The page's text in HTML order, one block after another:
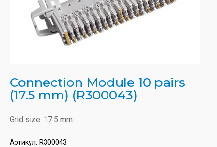
Connection Module 10 pairs
(17.5 mm) (R300043)
Grid size: 17.5 mm.
Артикул: R300043